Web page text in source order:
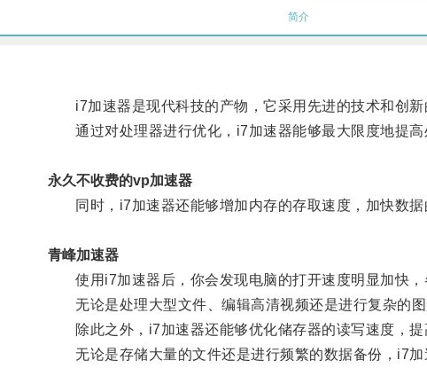
简介
i7加速器是现代科技的产物，它采用先进的技术和创新
通过对处理器进行优化，i7加速器能够最大限度地提高
永久不收费的vp加速器
同时，i7加速器还能够增加内存的存取速度，加快数据
青峰加速器
使用i7加速器后，你会发现电脑的打开速度明显加快，
无论是处理大型文件、编辑高清视频还是进行复杂的
除此之外，i7加速器还能够优化储存器的读写速度，提
无论是存储大量的文件还是进行频繁的数据备份，i7加